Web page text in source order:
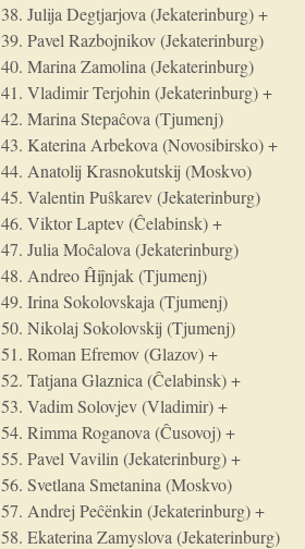
38. Julija Degtjarjova (Jekaterinburg) +
39. Pavel Razbojnikov (Jekaterinburg)
40. Marina Zamolina (Jekaterinburg)
41. Vladimir Terjohin (Jekaterinburg) +
42. Marina Stepaĉova (Tjumenj)
43. Katerina Arbekova (Novosibirsko) +
44. Anatolij Krasnokutskij (Moskvo)
45. Valentin Puŝkarev (Jekaterinburg)
46. Viktor Laptev (Ĉelabinsk) +
47. Julia Moĉalova (Jekaterinburg)
48. Andreo Ĥiĵnjak (Tjumenj)
49. Irina Sokolovskaja (Tjumenj)
50. Nikolaj Sokolovskij (Tjumenj)
51. Roman Efremov (Glazov) +
52. Tatjana Glaznica (Ĉelabinsk) +
53. Vadim Solovjev (Vladimir) +
54. Rimma Roganova (Ĉusovoj) +
55. Pavel Vavilin (Jekaterinburg) +
56. Svetlana Smetanina (Moskvo)
57. Andrej Peĉënkin (Jekaterinburg) +
58. Ekaterina Zamyslova (Jekaterinburg)